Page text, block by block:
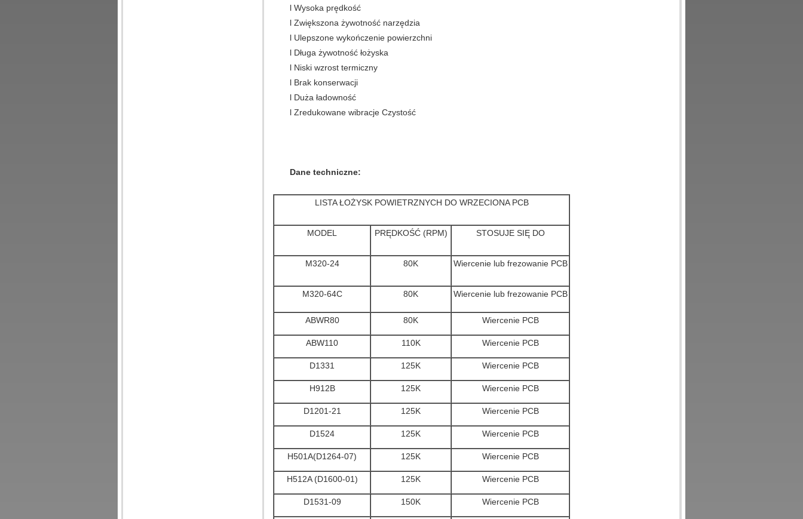
l Wysoka prędkość
l Zwiększona żywotność narzędzia
l Ulepszone wykończenie powierzchni
l Długa żywotność łożyska
l Niski wzrost termiczny
l Brak konserwacji
l Duża ładowność
l Zredukowane wibracje Czystość
Dane techniczne:
LISTA ŁOŻYSK POWIETRZNYCH DO WRZECIONA PCB
MODEL PRĘDKOŚĆ (RPM) STOSUJE SIĘ DO
M320-24 80K Wiercenie lub frezowanie PCB
M320-64C 80K Wiercenie lub frezowanie PCB
ABWR80 80K Wiercenie PCB
ABW110 110K Wiercenie PCB
D1331 125K Wiercenie PCB
H912B 125K Wiercenie PCB
D1201-21 125K Wiercenie PCB
D1524 125K Wiercenie PCB
H501A(D1264-07) 125K Wiercenie PCB
H512A (D1600-01) 125K Wiercenie PCB
D1531-09 150K Wiercenie PCB